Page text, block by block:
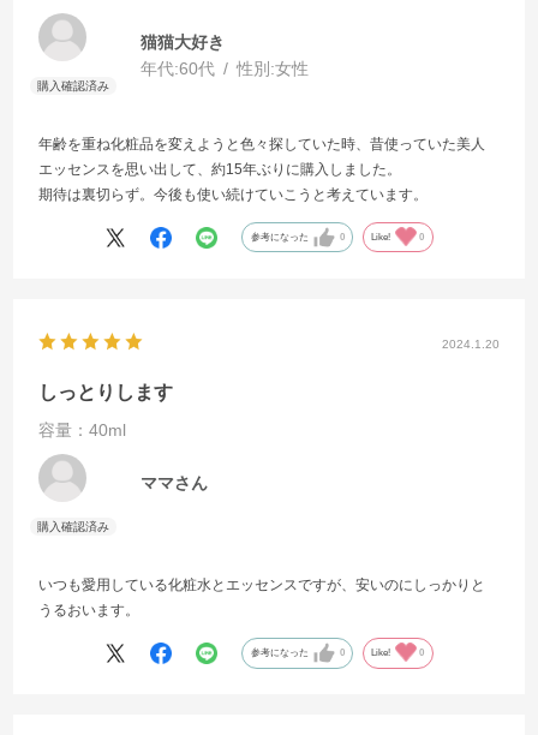
猫猫大好き
年代:60代 性別:女性
年齢を重ね化粧品を変えようと色々探していた時、昔使っていた美人
エッセンスを思い出して、約15年ぶりに購入しました。
期待は裏切らず。今後も使い続けていこうと考えています。
参考になった 0 Like! 0
2024.1.20
しっとりします
容量：40ml
ママさん
いつも愛用している化粧水とエッセンスですが、安いのにしっかりと
うるおいます。
参考になった 0 Like! 0